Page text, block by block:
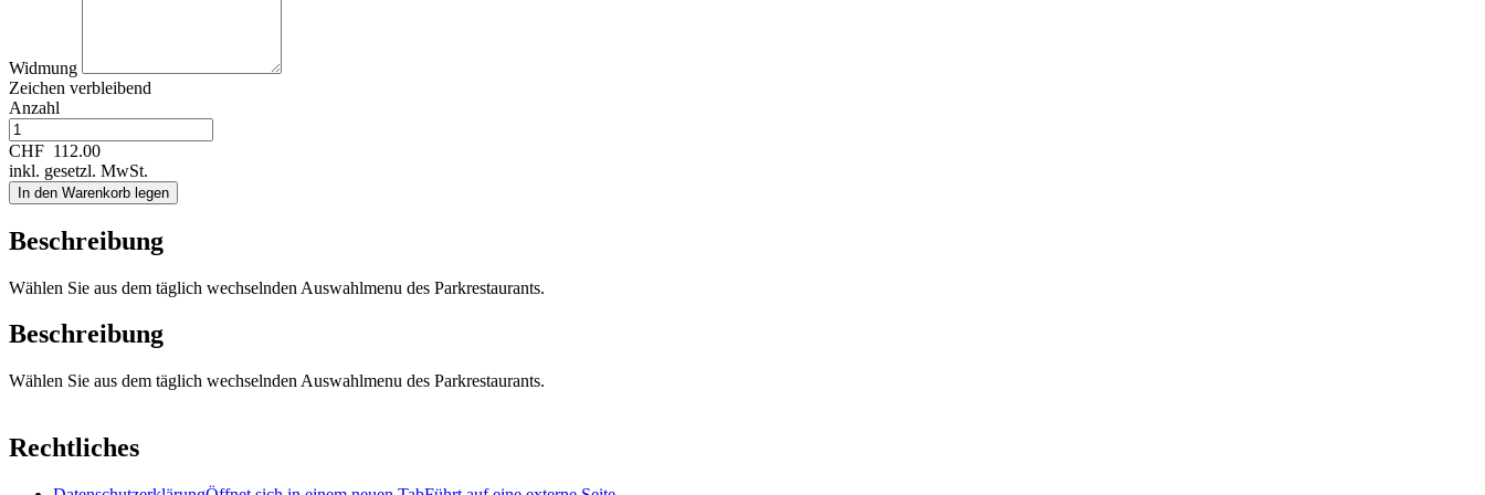
Widmung
Zeichen verbleibend
Anzahl
CHF 112.00
inkl. gesetzl. MwSt.
In den Warenkorb legen
Beschreibung
Wählen Sie aus dem täglich wechselnden Auswahlmenu des Parkrestaurants.
Beschreibung
Wählen Sie aus dem täglich wechselnden Auswahlmenu des Parkrestaurants.
Rechtliches